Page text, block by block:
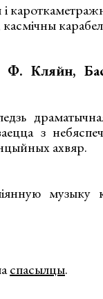
Ф. Кляйн,
з
ахвяр.
музыку
спасылцы.